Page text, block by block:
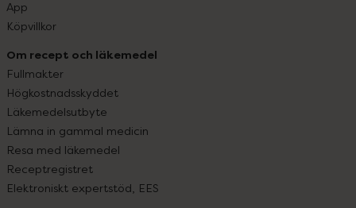
App
Köpvillkor
Om recept och läkemedel
Fullmakter
Högkostnadsskyddet
Läkemedelsutbyte
Lämna in gammal medicin
Resa med läkemedel
Receptregistret
Elektroniskt expertstöd, EES